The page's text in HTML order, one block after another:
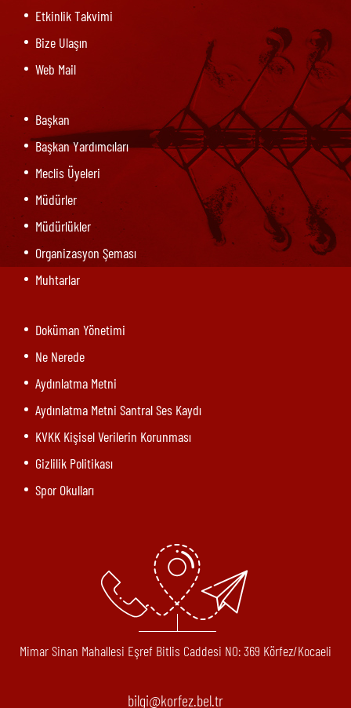
Etkinlik Takvimi
Bize Ulaşın
Web Mail
Başkan
Başkan Yardımcıları
Meclis Üyeleri
Müdürler
Müdürlükler
Organizasyon Şeması
Muhtarlar
Doküman Yönetimi
Ne Nerede
Aydınlatma Metni
Aydınlatma Metni Santral Ses Kaydı
KVKK Kişisel Verilerin Korunması
Gizlilik Politikası
Spor Okulları
Mimar Sinan Mahallesi Eşref Bitlis Caddesi N0: 369 Körfez/Kocaeli
bilgi@korfez.bel.tr